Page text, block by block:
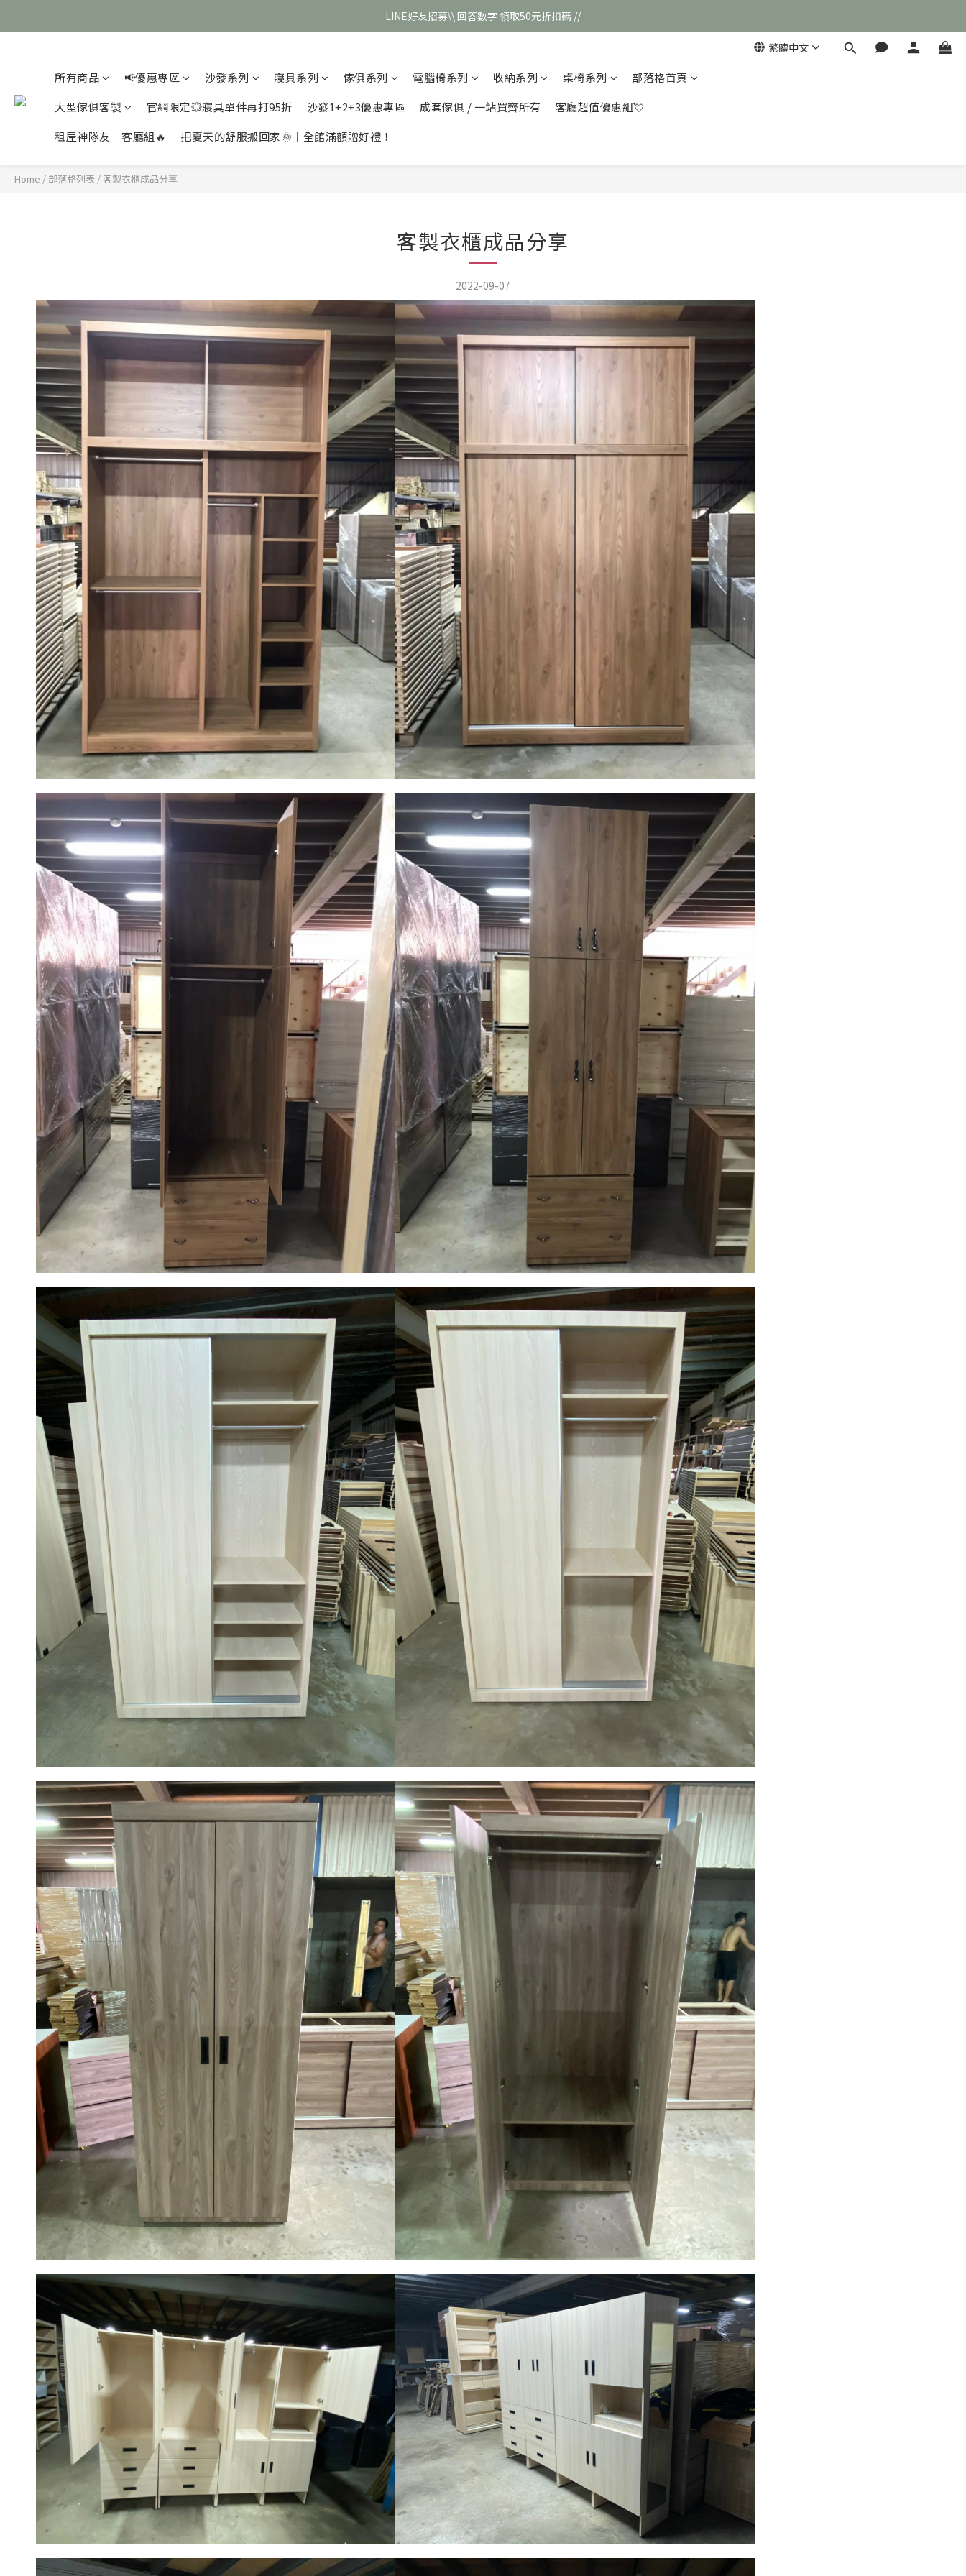
\\新會員註冊// 贈100元購物金❣️
LINE好友招募\\ 回答數字 領取50元折扣碼 //
繁體中文
所有商品 📢優惠專區 沙發系列 寢具系列 傢俱系列 電腦椅系列 收納系列 桌椅系列
部落格首頁
大型傢俱客製
官網限定💥寢具單件再打95折 沙發1+2+3優惠專區 成套傢俱 / 一站買齊所有
客廳超值優惠組💘
租屋神隊友｜客廳組🔥
把夏天的舒服搬回家🌞｜全館滿額贈好禮！
Home / 部落格列表 / 客製衣櫃成品分享
客製衣櫃成品分享
2022-09-07